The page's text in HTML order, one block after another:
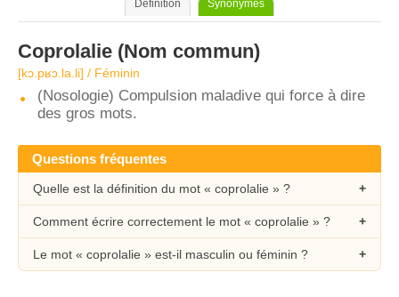
Définition Synonymes
Coprolalie (Nom commun)
[kɔ.pʁɔ.la.li] / Féminin
(Nosologie) Compulsion maladive qui force à dire
des gros mots.
Questions fréquentes
Quelle est la définition du mot « coprolalie » ?
Comment écrire correctement le mot « coprolalie » ?
Le mot « coprolalie » est-il masculin ou féminin ?